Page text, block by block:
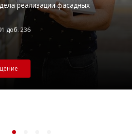
реализации фасадных
доб. 236